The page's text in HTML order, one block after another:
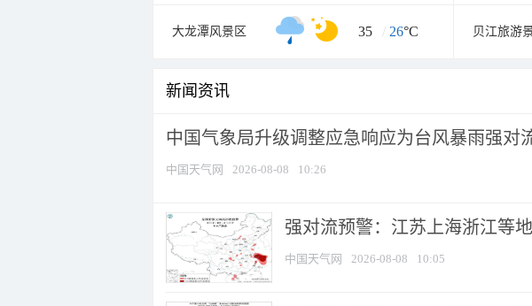
大龙潭风景区 35 / 26°C 贝江旅游
新闻资讯
中国气象局升级调整应急响应为台风暴雨强对
中国天气网 2026-08-08 10:26
强对流预警：江苏上海浙江等
中国天气网 2026-08-08 10:05